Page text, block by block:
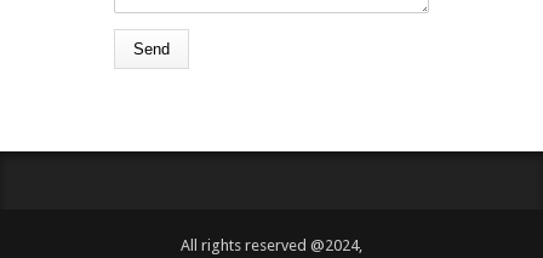
All rights reserved @2024,